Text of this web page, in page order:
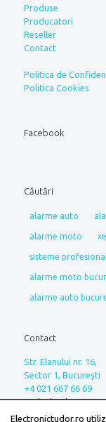
Produse
Producatori
Reseller
Contact
Politica de
Politica Cookies
Facebook
Căutări
alarme auto
alarme moto
sisteme
alarme moto
alarme auto
Contact
Str. Elanului nr. 16,
Sector 1, București
+4 021 667 66 69
Luni-Vineri: 10:00 -
Sâmbătă:
Electronictudor.ro